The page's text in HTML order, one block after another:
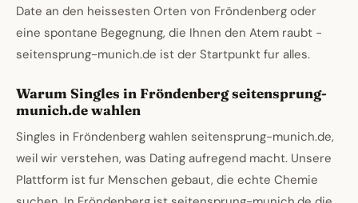
Date an den heissesten Orten von Fröndenberg oder
eine spontane Begegnung, die Ihnen den Atem raubt -
seitensprung-munich.de ist der Startpunkt fur alles.
Warum Singles in Fröndenberg seitensprung-
munich.de wahlen
Singles in Fröndenberg wahlen seitensprung-munich.de,
weil wir verstehen, was Dating aufregend macht. Unsere
Plattform ist fur Menschen gebaut, die echte Chemie